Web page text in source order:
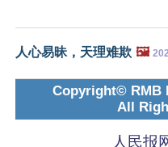
人心易昧，天理难欺 🖼️
Copyright© RMB
All
人民报